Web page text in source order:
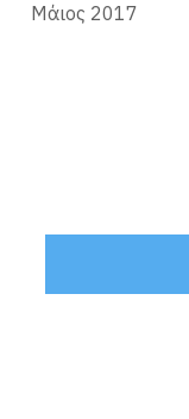
Μάιος 2017